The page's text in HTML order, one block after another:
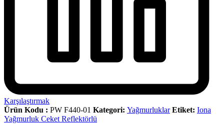
Karşılaştırmak
Ürün Kodu : PW F440-01 Kategori: Yağmurluklar Etiket: Iona
Yağmurluk Ceket Reflektörlü